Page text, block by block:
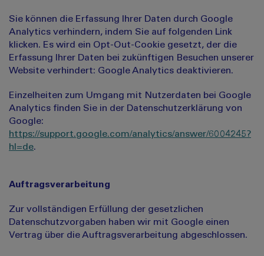
Sie können die Erfassung Ihrer Daten durch Google
Analytics verhindern, indem Sie auf folgenden Link
klicken. Es wird ein Opt-Out-Cookie gesetzt, der die
Erfassung Ihrer Daten bei zukünftigen Besuchen unserer
Website verhindert: Google Analytics deaktivieren.
Einzelheiten zum Umgang mit Nutzerdaten bei Google
Analytics finden Sie in der Datenschutzerklärung von
Google:
https://support.google.com/analytics/answer/6004245?
hl=de.
Auftragsverarbeitung
Zur vollständigen Erfüllung der gesetzlichen
Datenschutzvorgaben haben wir mit Google einen
Vertrag über die Auftragsverarbeitung abgeschlossen.